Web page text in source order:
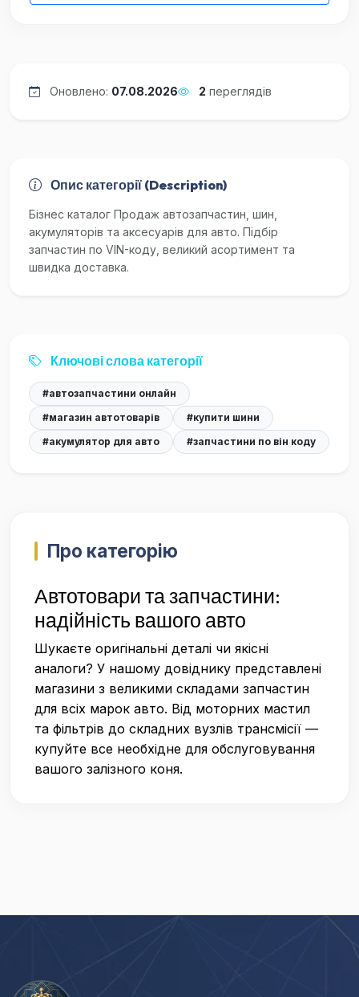
Оновлено: 07.08.2026 2 переглядів
Опис категорії (Description)
Бізнес каталог Продаж автозапчастин, шин,
акумуляторів та аксесуарів для авто. Підбір
запчастин по VIN-коду, великий асортимент та
швидка доставка.
Ключові слова категорії
#автозапчастини онлайн
#магазин автотоварів
#купити шини
#акумулятор для авто
#запчастини по він коду
Про категорію
Автотовари та запчастини:
надійність вашого авто
Шукаєте оригінальні деталі чи якісні
аналоги? У нашому довіднику представлені
магазини з великими складами запчастин
для всіх марок авто. Від моторних мастил
та фільтрів до складних вузлів трансмісії —
купуйте все необхідне для обслуговування
вашого залізного коня.